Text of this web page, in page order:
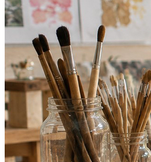
Flamengo